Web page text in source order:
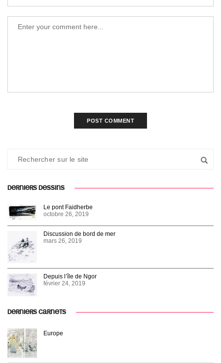
DERNIERS DESSINS
Le pont Faidherbe
octobre 26, 2019
Discussion de bord de mer
mars 26, 2019
Depuis l’île de Ngor
février 24, 2019
DERNIERS CARNETS
Europe